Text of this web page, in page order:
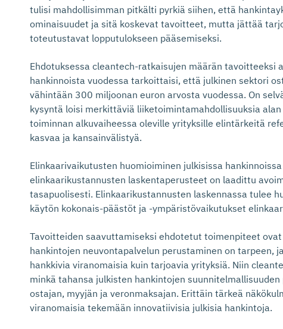
tulisi mahdollisimman pitkälti pyrkiä siihen, että
ominaisuudet ja sitä koskevat tavoitteet, mutta jättää
toteutustavat lopputulokseen pääsemiseksi.
Ehdotuksessa cleantech-ratkaisujen määrän tavoitteeksi
hankinnoista vuodessa tarkoittaisi, että julkinen sektori
vähintään 300 miljoonan euron arvosta vuodessa. On
kysyntä loisi merkittäviä liiketoimintamahdollisuuksia
toiminnan alkuvaiheessa oleville yrityksille elintärkeitä
kasvaa ja kansainvälistyä.
Elinkaarivaikutusten huomioiminen julkisissa
elinkaarikustannusten laskentaperusteet on laadittu
tasapuolisesti. Elinkaarikustannusten laskennassa tulee
käytön kokonais-päästöt ja -ympäristövaikutukset
Tavoitteiden saavuttamiseksi ehdotetut toimenpiteet
hankintojen neuvontapalvelun perustaminen on tarpeen,
hankkivia viranomaisia kuin tarjoavia yrityksiä. Niin
minkä tahansa julkisten hankintojen
ostajan, myyjän ja veronmaksajan. Erittäin tärkeä
viranomaisia tekemään innovatiivisia julkisia hankintoja.